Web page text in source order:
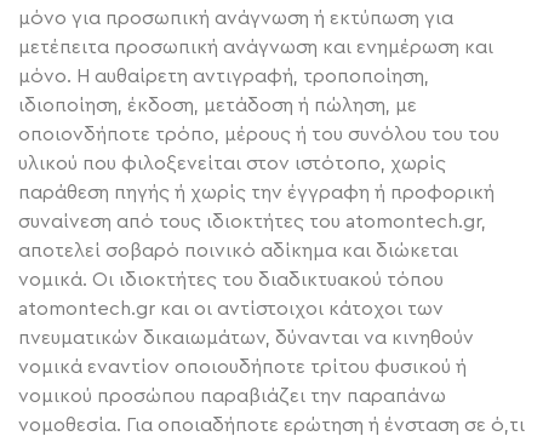
μόνο για προσωπική ανάγνωση ή εκτύπωση για
μετέπειτα προσωπική ανάγνωση και ενημέρωση και
μόνο. Η αυθαίρετη αντιγραφή, τροποποίηση,
ιδιοποίηση, έκδοση, μετάδοση ή πώληση, με
οποιονδήποτε τρόπο, μέρους ή του συνόλου του του
υλικού που φιλοξενείται στον ιστότοπο, χωρίς
παράθεση πηγής ή χωρίς την έγγραφη ή προφορική
συναίνεση από τους ιδιοκτήτες του atomontech.gr,
αποτελεί σοβαρό ποινικό αδίκημα και διώκεται
νομικά. Οι ιδιοκτήτες του διαδικτυακού τόπου
atomontech.gr και οι αντίστοιχοι κάτοχοι των
πνευματικών δικαιωμάτων, δύνανται να κινηθούν
νομικά εναντίον οποιουδήποτε τρίτου φυσικού ή
νομικού προσώπου παραβιάζει την παραπάνω
νομοθεσία. Για οποιαδήποτε ερώτηση ή ένσταση σε ό,τι